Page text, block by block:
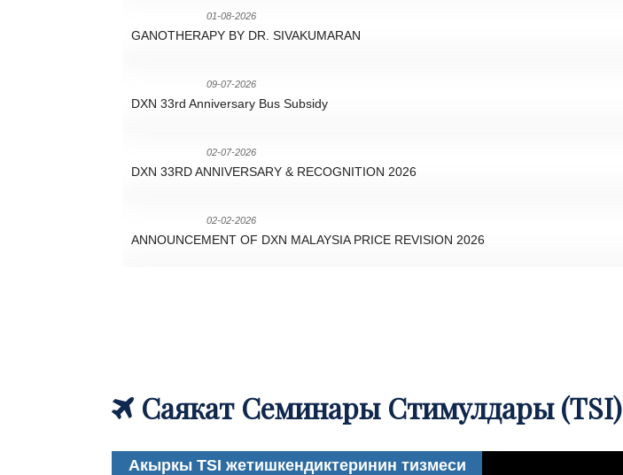
01-08-2026
GANOTHERAPY BY DR. SIVAKUMARAN
09-07-2026
DXN 33rd Anniversary Bus Subsidy
02-07-2026
DXN 33RD ANNIVERSARY & RECOGNITION 2026
02-02-2026
ANNOUNCEMENT OF DXN MALAYSIA PRICE REVISION 2026
Саякат Семинары Стимулдары (TSI)
Акыркы TSI жетишкендиктеринин тизмеси